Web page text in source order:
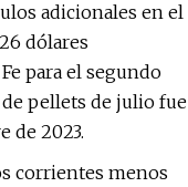
adicionales en el
dólares
para el segundo
pellets de julio fue
de 2023.
corrientes menos